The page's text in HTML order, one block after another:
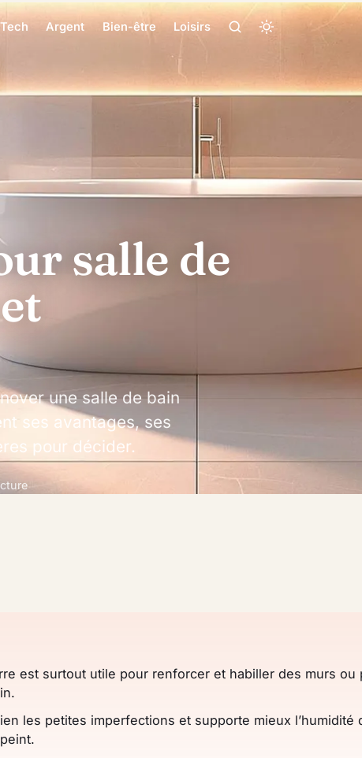
Tech Argent Bien-être Loisirs
salle de
une salle de bain
ses avantages, ses
pour décider.
est surtout utile pour renforcer et habiller des murs ou
les petites imperfections et supporte mieux l’humidité